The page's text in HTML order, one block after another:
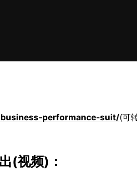
performance-suit/(可
(视频)：